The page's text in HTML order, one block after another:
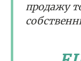
продажу